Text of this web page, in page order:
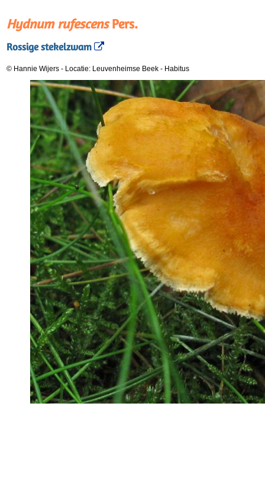
Hydnum rufescensPers.
Rossige stekelzwam
© Hannie Wijers - Locatie: Leuvenheimse Beek - Habitus